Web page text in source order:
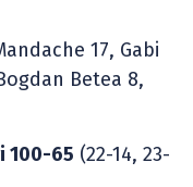
17, Gabi
Betea 8,
100-65 (22-14, 23-